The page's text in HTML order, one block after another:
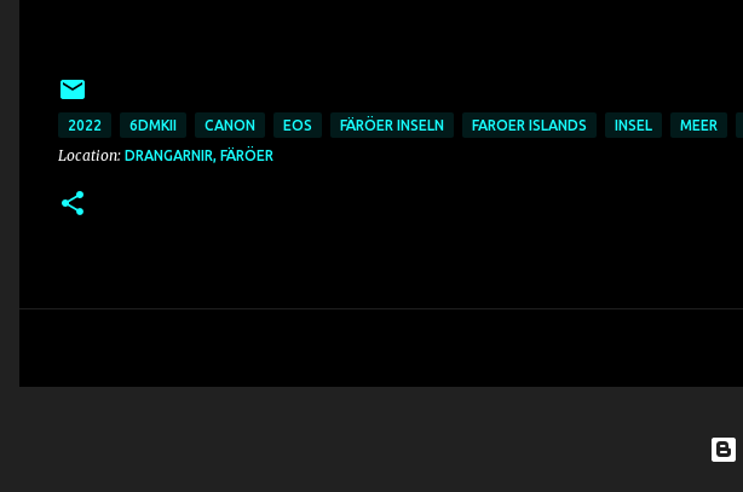
2022 6DMKII CANON EOS FÄRÖER INSELN FAROER ISLANDS INSEL MEER
Location: DRANGARNIR, FÄRÖER